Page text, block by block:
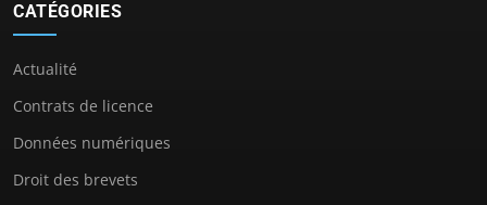
CATÉGORIES
Actualité
Contrats de licence
Données numériques
Droit des brevets